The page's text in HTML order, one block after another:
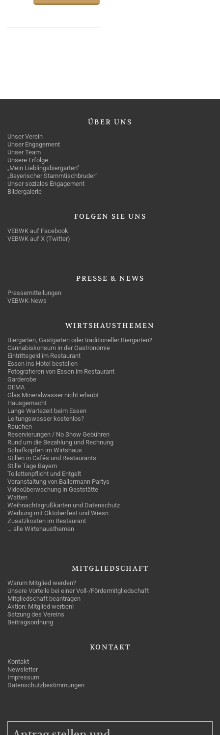
ÜBER UNS
Unser Verein
Unser Engagement
Unser Team
Unsere Erfolge
„Mein Lieblingsbiergarten“
„Bayerischer Stammtischbruder“
Unser soziales Engagement
Bildergalerie
FOLGEN SIE UNS
VEBWK auf Facebook
VEBWK auf X (Twitter)
PRESSE & NEWS
Pressemitteilungen
VEBWK-News
WIRTSHAUSTHEMEN
Biergarten, Gastgarten oder traditioneller Biergarten?
Cannabiskonsum in der Gastronomie
Eintrittsgeld im Restaurant
Essen ins Hotel bestellen
Fotografieren von Essen im Restaurant
Garderobe
GEMA
Glas Mineralwasser nicht erlaubt
Hausgemacht
Lange Wartezeit beim Essen
Leitungswasser kostenlos?
Rauchen
Reservierungen / No Show Gebühren
Rund um die Bezahlung und Rechnung
Schafkopfen im Wirtshaus
Stillen in Cafés und Restaurants
Stille Tage Bayern
Toilettenpflicht und Entgelt
Veranstaltung von Ballermann Partys
Videoüberwachung in Gaststätte
Watten
Weihnachtsgrußkarten und Datenschutz
Werbung mit Oktoberfest und Wiesn
Zusatzkosten im Restaurant
… alle Wirtshausthemen
MITGLIEDSCHAFT
Warum Mitglied werden?
Unsere Vorteile bei einer Voll-/Fördermitgliedschaft
Mitgliedschaft beantragen
Aktion: Mitglied werben!
Satzung des Vereins
Beitragsordnung
KONTAKT
Kontakt
Newsletter
Impressum
Datenschutzbestimmungen
MITGLIEDSCHAFT